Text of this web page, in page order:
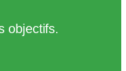
objectifs.